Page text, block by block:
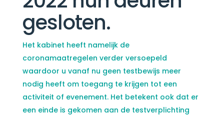
gesloten.
Het kabinet heeft namelijk de
coronamaatregelen verder versoepeld
waardoor u vanaf nu geen testbewijs meer
nodig heeft om toegang te krijgen tot een
activiteit of evenement. Het betekent ook dat er
een einde is gekomen aan de testverplichting